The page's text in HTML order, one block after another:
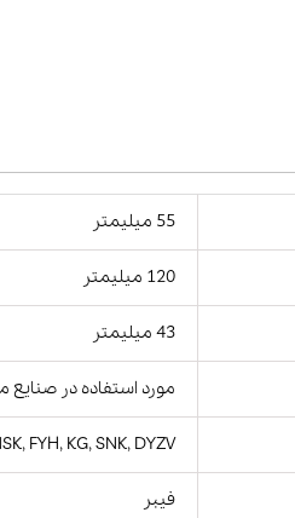
55 میلیمتر
120 میلیمتر
43 میلیمتر
مورد استفاده در
FYH, KG, SNK, DYZV,
فیبر